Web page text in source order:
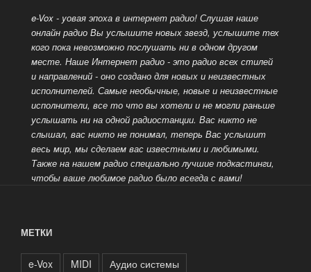
e-Vox - yовая эпоха в интернет радио! Слушая наше
онлайн радио Вы услышите новых звезд, услышите тех
кого пока невозможно послушать ни в одном другом
месте. Наше Интернет радио - это радио всех стилей
и направлений - оно создано для новых и неизвестных
исполнителей. Самые необычные, новые и неизвестные
исполнители, все то что вы хотели и не могли раньше
услышать ни на одной радиостанции. Вас никто не
слышал, вас никто не понимал, теперь Вас услышит
весь мир, мы сделаем вас известными и любимыми.
Также на нашем радио специально лучшие подкастинги,
чтобы ваше любимое радио было всегда с вами!
МЕТКИ
e-Vox MIDI
Аудио системы